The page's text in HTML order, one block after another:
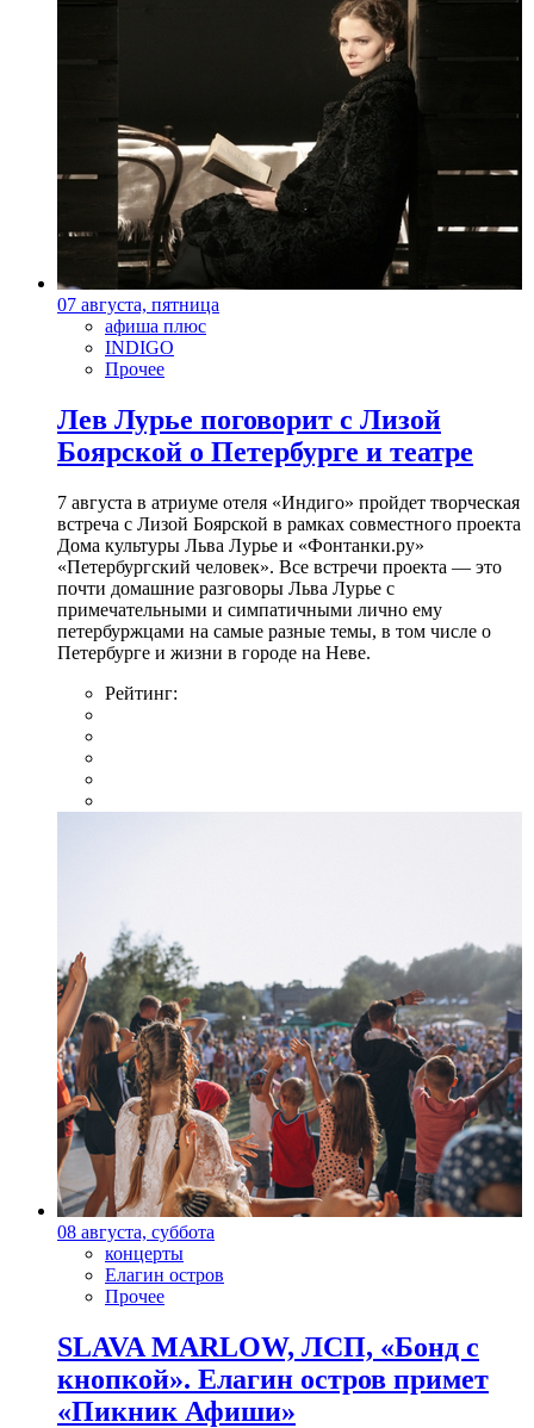
07 августа, пятница
афиша плюс
INDIGO
Прочее
Лев Лурье поговорит с Лизой
Боярской о Петербурге и театре
7 августа в атриуме отеля «Индиго» пройдет творческая
встреча с Лизой Боярской в рамках совместного проекта
Дома культуры Льва Лурье и «Фонтанки.ру»
«Петербургский человек». Все встречи проекта — это
почти домашние разговоры Льва Лурье с
примечательными и симпатичными лично ему
петербуржцами на самые разные темы, в том числе о
Петербурге и жизни в городе на Неве.
Рейтинг:
08 августа, суббота
концерты
Елагин остров
Прочее
SLAVA MARLOW, ЛСП, «Бонд с
кнопкой». Елагин остров примет
«Пикник Афиши»